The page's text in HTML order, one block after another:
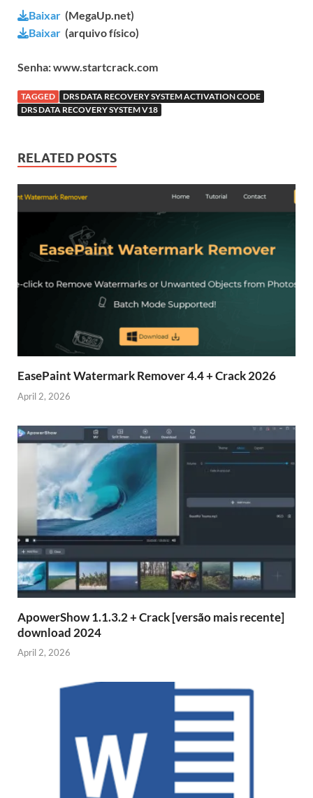
Baixar (MegaUp.net)
Baixar (arquivo físico)
Senha: www.startcrack.com
TAGGED
DRS DATA RECOVERY SYSTEM ACTIVATION CODE
DRS DATA RECOVERY SYSTEM V18
RELATED POSTS
EasePaint Watermark Remover 4.4 + Crack 2026
April 2, 2026
ApowerShow 1.1.3.2 + Crack [versão mais recente]
download 2024
April 2, 2026